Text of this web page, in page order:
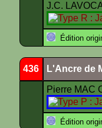
J.C.
Édition
436 L'Ancre de
Pierre MAC
Édition